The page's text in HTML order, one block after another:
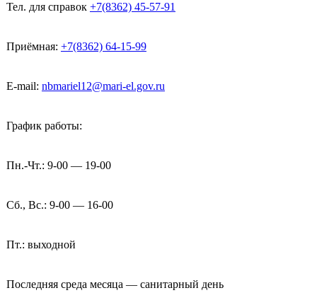
Тел. для справок +7(8362) 45-57-91
Приёмная: +7(8362) 64-15-99
E-mail: nbmariel12@mari-el.gov.ru
График работы:
Пн.-Чт.: 9-00 — 19-00
Сб., Вс.: 9-00 — 16-00
Пт.: выходной
Последняя среда месяца — санитарный день